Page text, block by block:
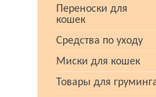
Переноски для
кошек
Средства по уходу
Миски для кошек
Товары для